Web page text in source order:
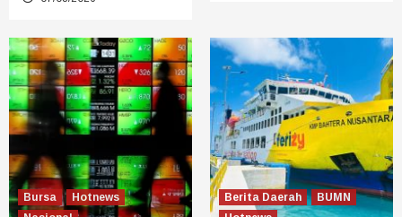
Bursa
Hotnews
Berita Daerah
BUMN